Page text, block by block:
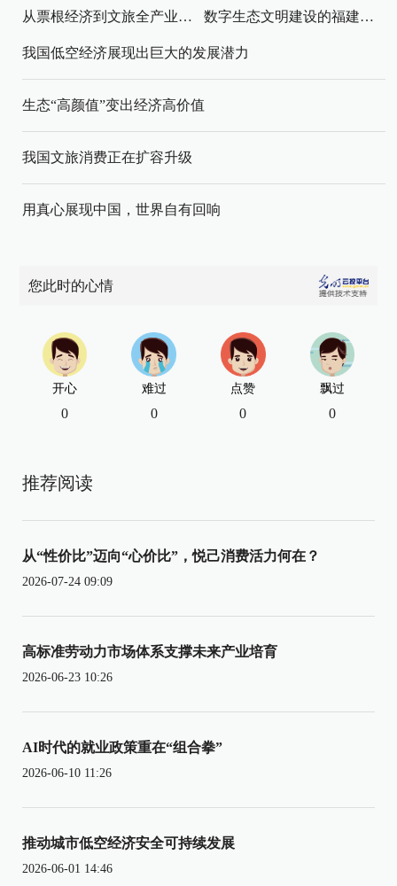
从票根经济到文旅全产业链升级 数字生态文明建设的福建路径与启示
我国低空经济展现出巨大的发展潜力
生态“高颜值”变出经济高价值
我国文旅消费正在扩容升级
用真心展现中国，世界自有回响
您此时的心情
开心
0
难过
0
点赞
0
飘过
0
推荐阅读
从“性价比”迈向“心价比”，悦己消费活力何在？
2026-07-24 09:09
高标准劳动力市场体系支撑未来产业培育
2026-06-23 10:26
AI时代的就业政策重在“组合拳”
2026-06-10 11:26
推动城市低空经济安全可持续发展
2026-06-01 14:46